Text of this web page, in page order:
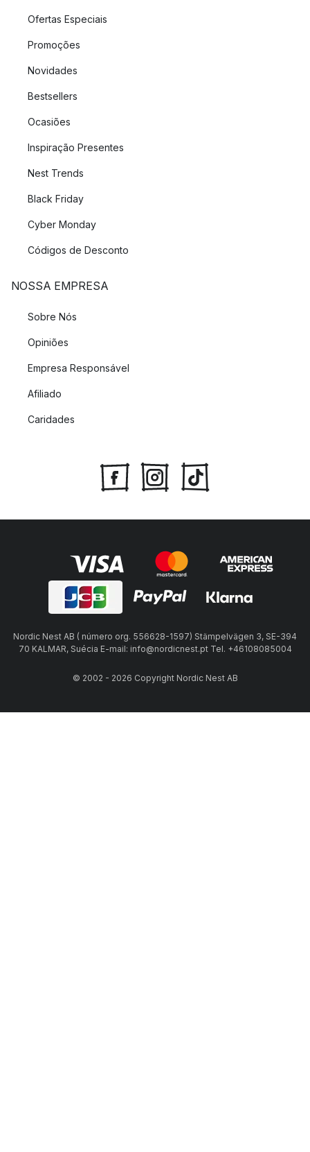
Ofertas Especiais
Promoções
Novidades
Bestsellers
Ocasiões
Inspiração Presentes
Nest Trends
Black Friday
Cyber Monday
Códigos de Desconto
NOSSA EMPRESA
Sobre Nós
Opiniões
Empresa Responsável
Afiliado
Caridades
Nordic Nest AB ( número org. 556628-1597) Stämpelvägen 3, SE-394
70 KALMAR, Suécia E-mail: info@nordicnest.pt Tel. +46108085004
© 2002 - 2026 Copyright Nordic Nest AB